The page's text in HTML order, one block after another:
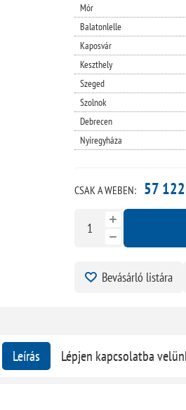
Mór
Balatonlelle
Kaposvár
Keszthely
Szeged
Szolnok
Debrecen
Nyíregyháza
CSAK A WEBEN: 57
Bevásárló listára
Leírás Lépjen kapcsolatba